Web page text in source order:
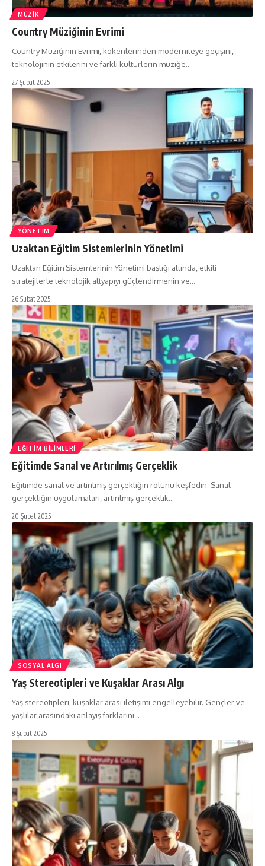
MÜZIK
Country Müziğinin Evrimi
Country Müziğinin Evrimi, kökenlerinden moderniteye geçişini,
teknolojinin etkilerini ve farklı kültürlerin müziğe…
27 Şubat 2025
YÖNETIM
Uzaktan Eğitim Sistemlerinin Yönetimi
Uzaktan Eğitim Sistemlerinin Yönetimi başlığı altında, etkili
stratejilerle teknolojik altyapıyı güçlendirmenin ve…
26 Şubat 2025
EĞITIM BILIMLERI
Eğitimde Sanal ve Artırılmış Gerçeklik
Eğitimde sanal ve artırılmış gerçekliğin rolünü keşfedin. Sanal
gerçekliğin uygulamaları, artırılmış gerçeklik…
20 Şubat 2025
SOSYAL ALGI
Yaş Stereotipleri ve Kuşaklar Arası Algı
Yaş stereotipleri, kuşaklar arası iletişimi engelleyebilir. Gençler ve
yaşlılar arasındaki anlayış farklarını…
8 Şubat 2025